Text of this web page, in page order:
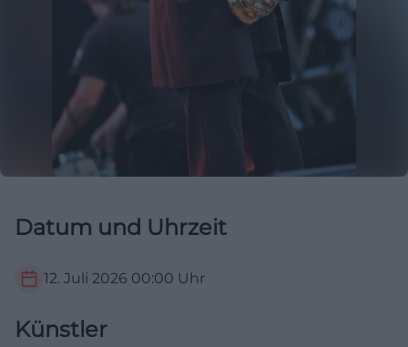
Datum und Uhrzeit
12. Juli 2026 00:00 Uhr
Künstler